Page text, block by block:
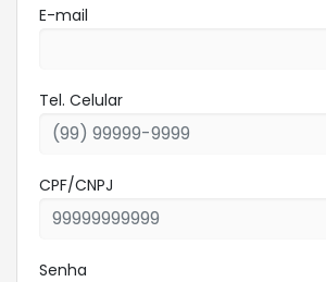
E-mail
Tel. Celular
CPF/CNPJ
Senha